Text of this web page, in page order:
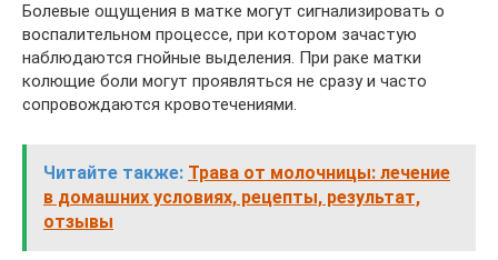
Болевые ощущения в матке могут сигнализировать о
воспалительном процессе, при котором зачастую
наблюдаются гнойные выделения. При раке матки
колющие боли могут проявляться не сразу и часто
сопровождаются кровотечениями.
Читайте также: Трава от молочницы: лечение
в домашних условиях, рецепты, результат,
отзывы